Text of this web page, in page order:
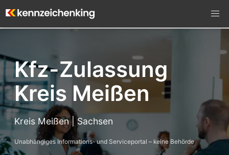
Kfz-Zulassung
Kreis Meißen
Kreis Meißen | Sachsen
Unabhängiges Informations- und Serviceportal – keine Behörde